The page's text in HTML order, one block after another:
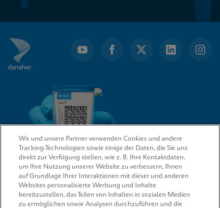
QUICK LINKS
Wir und unsere Partner verwenden Cookies und andere
Tracking-Technologien sowie einige der Daten, die Sie uns
direkt zur Verfügung stellen, wie z. B. Ihre Kontaktdaten,
um Ihre Nutzung unserer Website zu verbessern, Ihnen
auf Grundlage Ihrer Interaktionen mit dieser und anderen
Websites personalisierte Werbung und Inhalte
bereitzustellen, das Teilen von Inhalten in sozialen Medien
zu ermöglichen sowie Analysen durchzuführen und die